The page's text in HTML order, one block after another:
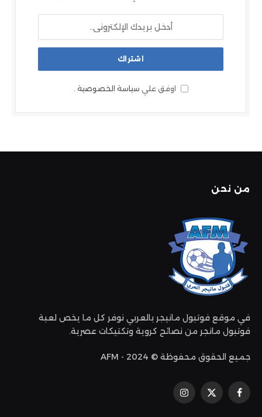
اوفق علي سياسة الخصوصية .
من نحن
في موقع فوتبول مانيجر بالعربي نوفر كل ما يخص لعبة
فوتبول مانجر من نصائح كروية وتكتيكات عصرية.
جميع الحقوق محفوظة © 2024 - AFM
فيسبوكإكس
الانستغرام